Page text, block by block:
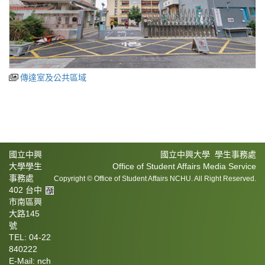
傳達室及公共區域
國立中興大學 學生事務處
Office of Student Affairs Media Service
Copyright © Office of Student Affairs NCHU. All Right Reserved.
國立中興
大學學生
事務處
402 台中
市南區興
大路145
號
TEL: 04-22
840222
E-Mail: nch